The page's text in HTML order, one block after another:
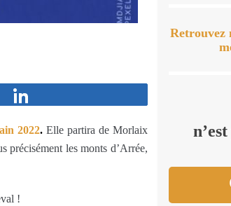
2022.Elle partira de Morlaix
précisément les monts d’Arrée,
!
Retrouvez